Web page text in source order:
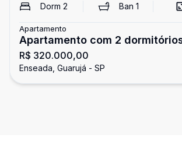
Dorm 2 Ban 1
Apartamento
Apartamento com 2
Enseada, Guarujá
R$ 320.000,00
Enseada, Guarujá - SP